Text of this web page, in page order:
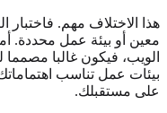
هذا الاختلاف مهم.
معين أو بيئة عمل محددة.
الويب، فيكون غالبا
بيئات عمل تناسب
على مستقبلك.